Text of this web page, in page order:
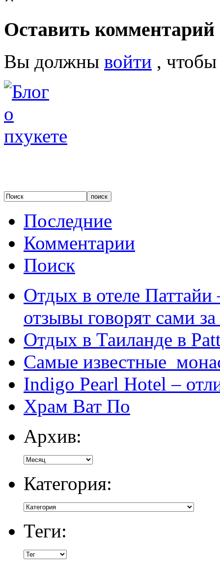
Оставить комментарий
Вы должны войти ,
Последние
Комментарии
Поиск
Отдых в отеле
отзывы говорят сами за
Отдых в Таиланде в
Самые известные
Indigo Pearl Hotel –
Храм Ват По
Архив:
Категория:
Теги: